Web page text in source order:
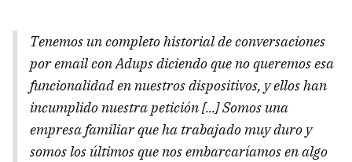
Tenemos un completo historial de conversaciones
por email con Adups diciendo que no queremos esa
funcionalidad en nuestros dispositivos, y ellos han
incumplido nuestra petición [...] Somos una
empresa familiar que ha trabajado muy duro y
somos los últimos que nos embarcaríamos en algo